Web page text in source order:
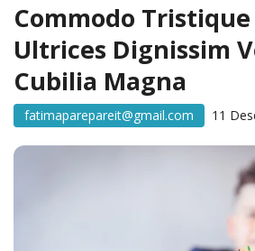
Commodo
Ultrices Dignissim
Cubilia Magna
fatimaparepareit@gmail.com 11